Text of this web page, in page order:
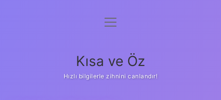
Anasayfa
Yasal Uyarı
menüyü
Kısa ve Öz
Hızlı bilgilerle zihnini canlandır!